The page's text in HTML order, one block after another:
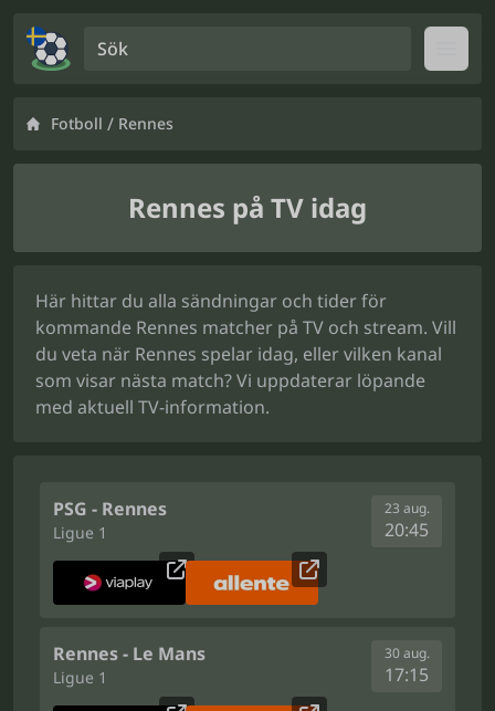
Fotboll / Rennes
Rennes på TV idag
Här hittar du alla sändningar och tider för
kommande Rennes matcher på TV och stream. Vill
du veta när Rennes spelar idag, eller vilken kanal
som visar nästa match? Vi uppdaterar löpande
med aktuell TV-information.
PSG - Rennes
Ligue 1
23 aug.
20:45
Rennes - Le Mans
Ligue 1
30 aug.
17:15